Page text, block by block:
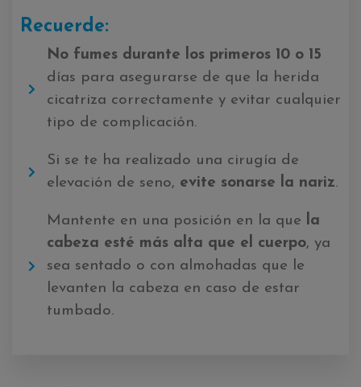
Recuerde:
No fumes durante los primeros 10 o 15
días para asegurarse de que la herida
cicatriza correctamente y evitar cualquier
tipo de complicación.
Si se te ha realizado una cirugía de
elevación de seno, evite sonarse la nariz.
Mantente en una posición en la que la
cabeza esté más alta que el cuerpo, ya
sea sentado o con almohadas que le
levanten la cabeza en caso de estar
tumbado.